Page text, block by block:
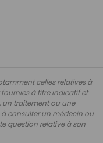
celles relatives à
à titre indicatif et
traitement ou une
consulter un médecin ou
question relative à son